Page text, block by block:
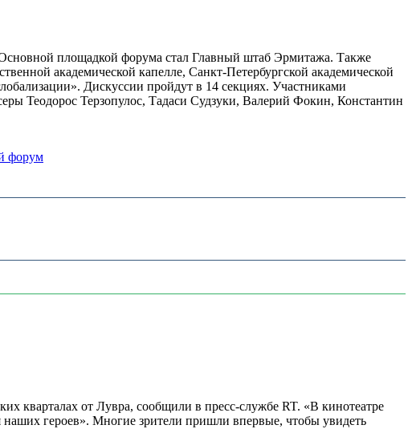
площадкой форума стал Главный штаб Эрмитажа. Также
академической капелле, Санкт-Петербургской академической
Дискуссии пройдут в 14 секциях. Участниками
Теодорос Терзопулос, Тадаси Судзуки, Валерий Фокин, Константин
форум
кварталах от Лувра, сообщили в пресс-службе RT. «В кинотеатре
наших героев». Многие зрители пришли впервые, чтобы увидеть